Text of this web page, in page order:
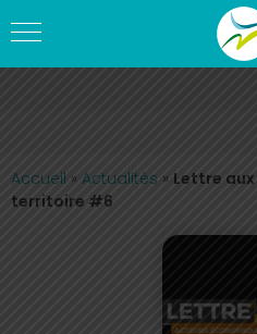
Accueil » Actualités » Lettre
territoire #6